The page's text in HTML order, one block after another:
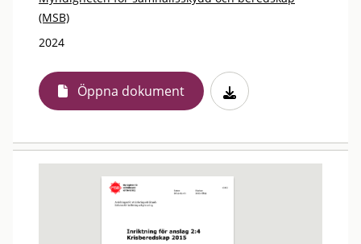
(MSB)
2024
Öppna dokument